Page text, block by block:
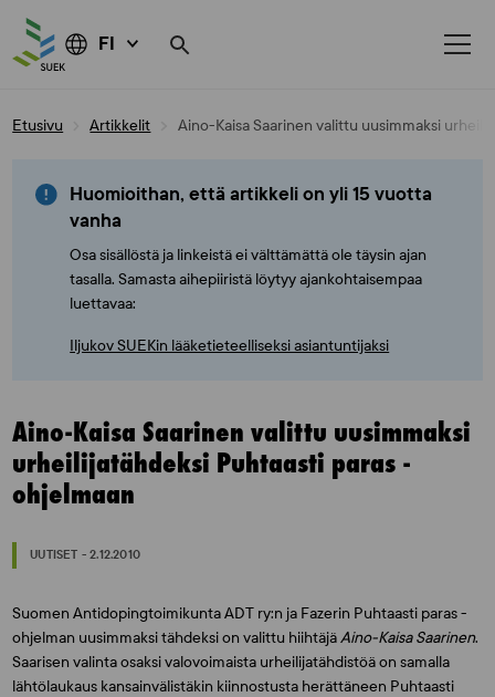
FI
Etusivu Artikkelit Aino-Kaisa Saarinen valittu uusimmaksi
Huomioithan, että artikkeli on yli 15 vuotta
vanha
Osa sisällöstä ja linkeistä ei välttämättä ole täysin ajan
tasalla. Samasta aihepiiristä löytyy ajankohtaisempaa
luettavaa:
Iljukov SUEKin lääketieteelliseksi asiantuntijaksi
Aino-Kaisa Saarinen valittu uusimmaksi
urheilijatähdeksi Puhtaasti paras -
ohjelmaan
UUTISET - 2.12.2010
Suomen Antidopingtoimikunta ADT ry:n ja Fazerin Puhtaasti paras -
ohjelman uusimmaksi tähdeksi on valittu hiihtäjäAino-Kaisa Saarinen.
Saarisen valinta osaksi valovoimaista urheilijatähdistöä on samalla
lähtölaukaus kansainvälistäkin kiinnostusta herättäneen Puhtaasti